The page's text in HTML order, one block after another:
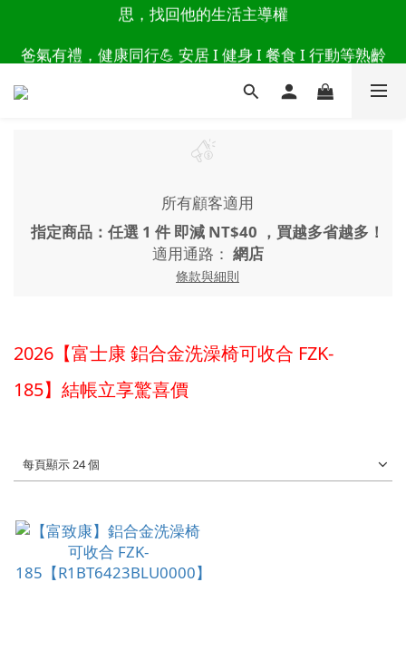
讀懂爸爸總說「不用買」的堅強 👉 3大生活貼心巧
思，找回他的生活主導權
爸氣有禮，健康同行💪 安居 I 健身 I 餐食 I 行動等熟齡
好物 8折起 👉上百樣活動商品點此看
所有顧客適用
指定商品：任選 1 件 即減 NT$40 ，買越多省越多！
適用通路： 網店
條款與細則
2026【富士康 鋁合金洗澡椅可收合 FZK-
185】結帳立享驚喜價
每頁顯示 24 個